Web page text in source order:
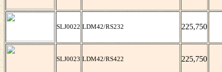
SLJ0022 LDM42/RS232 225,750
SLJ0023 LDM42/RS422 225,750